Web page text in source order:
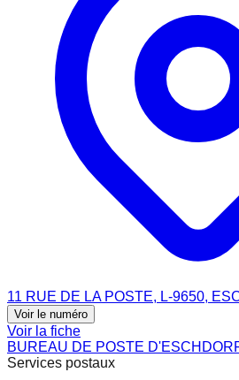
11 RUE DE LA POSTE, L-9650,
Voir le numéro
Voir la fiche
BUREAU DE POSTE
Services postaux